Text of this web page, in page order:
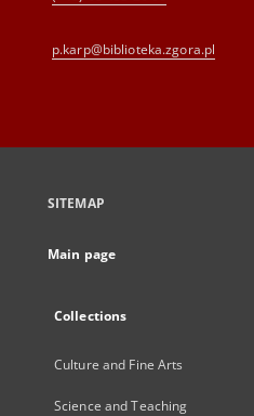
p.karp@biblioteka.zgora.pl
SITEMAP
Main page
Collections
Culture and Fine Arts
Science and Teaching